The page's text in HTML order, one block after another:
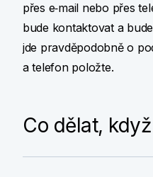
přes e‑mail nebo přes
bude kontaktovat a
jde pravděpodobně o
a telefon položte.
Co dělat, když